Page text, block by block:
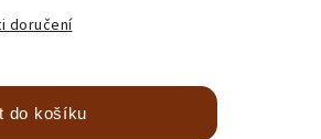
doručení
do košíku